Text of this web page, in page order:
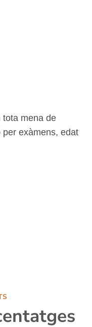
tota mena de
exàmens, edat